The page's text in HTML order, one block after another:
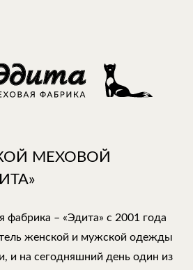
МЕХОВОЙ
фабрика – «Эдита» с 2001 года
женской и мужской одежды
и на сегодняшний день один из